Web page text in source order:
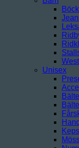
Unisex